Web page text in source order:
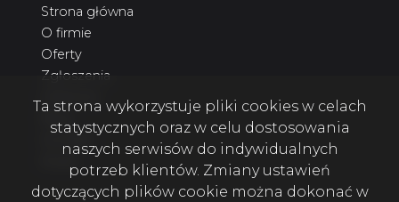
Strona główna
O firmie
Oferty
Zgłoszenia
Kontakt
Ta strona wykorzystuje pliki cookies w celach
statystycznych oraz w celu dostosowania
naszych serwisów do indywidualnych
potrzeb klientów. Zmiany ustawień
dotyczących plików cookie można dokonać w